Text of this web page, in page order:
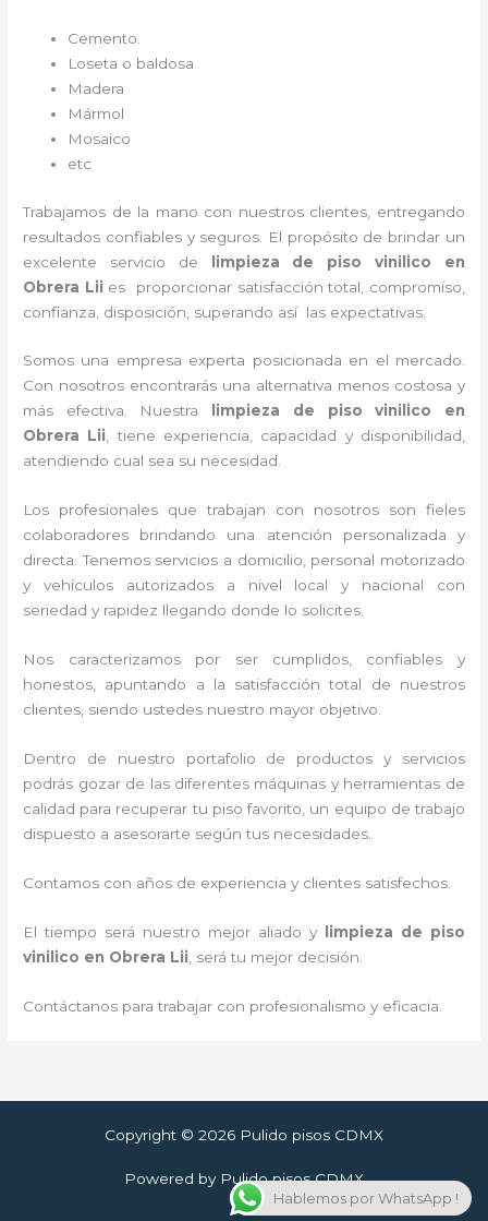
Cemento.
Loseta o baldosa
Madera
Mármol
Mosaico
etc
Trabajamos de la mano con nuestros clientes, entregando
resultados confiables y seguros. El propósito de brindar un
excelente servicio de limpieza de piso vinilico en
Obrera Lii es proporcionar satisfacción total, compromiso,
confianza, disposición, superando así las expectativas.
Somos una empresa experta posicionada en el mercado.
Con nosotros encontrarás una alternativa menos costosa y
más efectiva. Nuestra
limpieza de piso vinilico en
Obrera Lii, tiene experiencia, capacidad y disponibilidad,
atendiendo cual sea su necesidad.
Los profesionales que trabajan con nosotros son fieles
colaboradores brindando una atención personalizada y
directa.Tenemos servicios a domicilio, personal motorizado
y vehículos autorizados a nivel local y nacional con
seriedad y rapidez llegando donde lo solicites.
Nos caracterizamos por ser cumplidos, confiables y
honestos, apuntando a la satisfacción total de nuestros
clientes, siendo ustedes nuestro mayor objetivo.
Dentro de nuestro portafolio de productos y servicios
podrás gozar de las diferentes máquinas y herramientas de
calidad para recuperar tu piso favorito, un equipo de trabajo
dispuesto a asesorarte según tus necesidades.
Contamos con años de experiencia y clientes satisfechos.
El tiempo será nuestro mejor aliado y
limpieza de piso
vinilico en Obrera Lii , será tu mejor decisión.
Contáctanos para trabajar con profesionalismo y eficacia.
Copyright © 2026 Pulido pisos CDMX
Powered by Pulido pisos CDMX
Hablemos por WhatsApp !